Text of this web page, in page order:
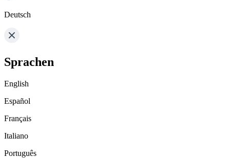
Deutsch
Sprachen
English
Español
Français
Italiano
Português